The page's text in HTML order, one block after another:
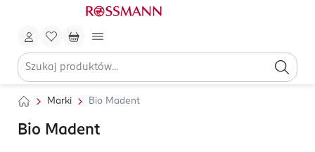
Marki Bio Madent
Bio Madent